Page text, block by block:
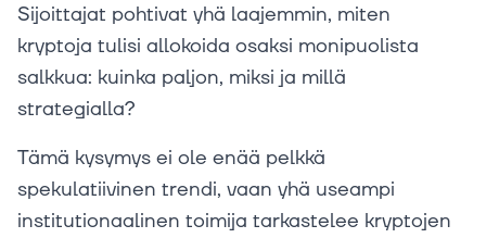
Sijoittajat pohtivat yhä laajemmin, miten
kryptoja tulisi allokoida osaksi monipuolista
salkkua: kuinka paljon, miksi ja millä
strategialla?
Tämä kysymys ei ole enää pelkkä
spekulatiivinen trendi, vaan yhä useampi
institutionaalinen toimija tarkastelee kryptojen